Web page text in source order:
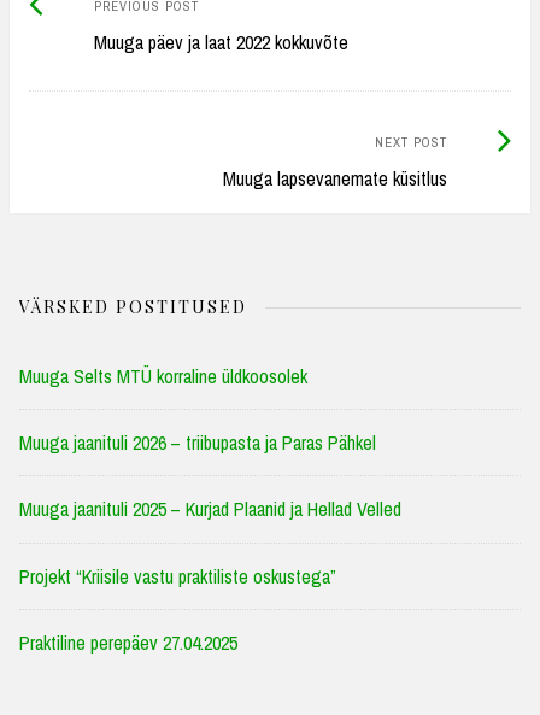
navigation
PREVIOUS POST
post:
Muuga päev ja laat 2022 kokkuvõte
NEXT POST
Muuga lapsevanemate küsitlus
Next
VÄRSKED POSTITUSED
Muuga Selts MTÜ korraline üldkoosolek
Muuga jaanituli 2026 – triibupasta ja Paras Pähkel
Muuga jaanituli 2025 – Kurjad Plaanid ja Hellad Velled
Projekt “Kriisile vastu praktiliste oskustega”
Praktiline perepäev 27.04.2025